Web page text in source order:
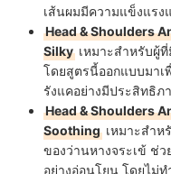
เส้นผมมีความแข็งแร
Head & Shoulders
Silky เหมาะสำหรับผู้
โดยสูตรนี้ออกแบบมาเ
รังแคอย่างมีประสิทธิภ
Head & Shoulders
Soothing เหมาะสำ
ของว่านหางจระเข้ ช่
อย่างอ่อนโยน โดยไม่